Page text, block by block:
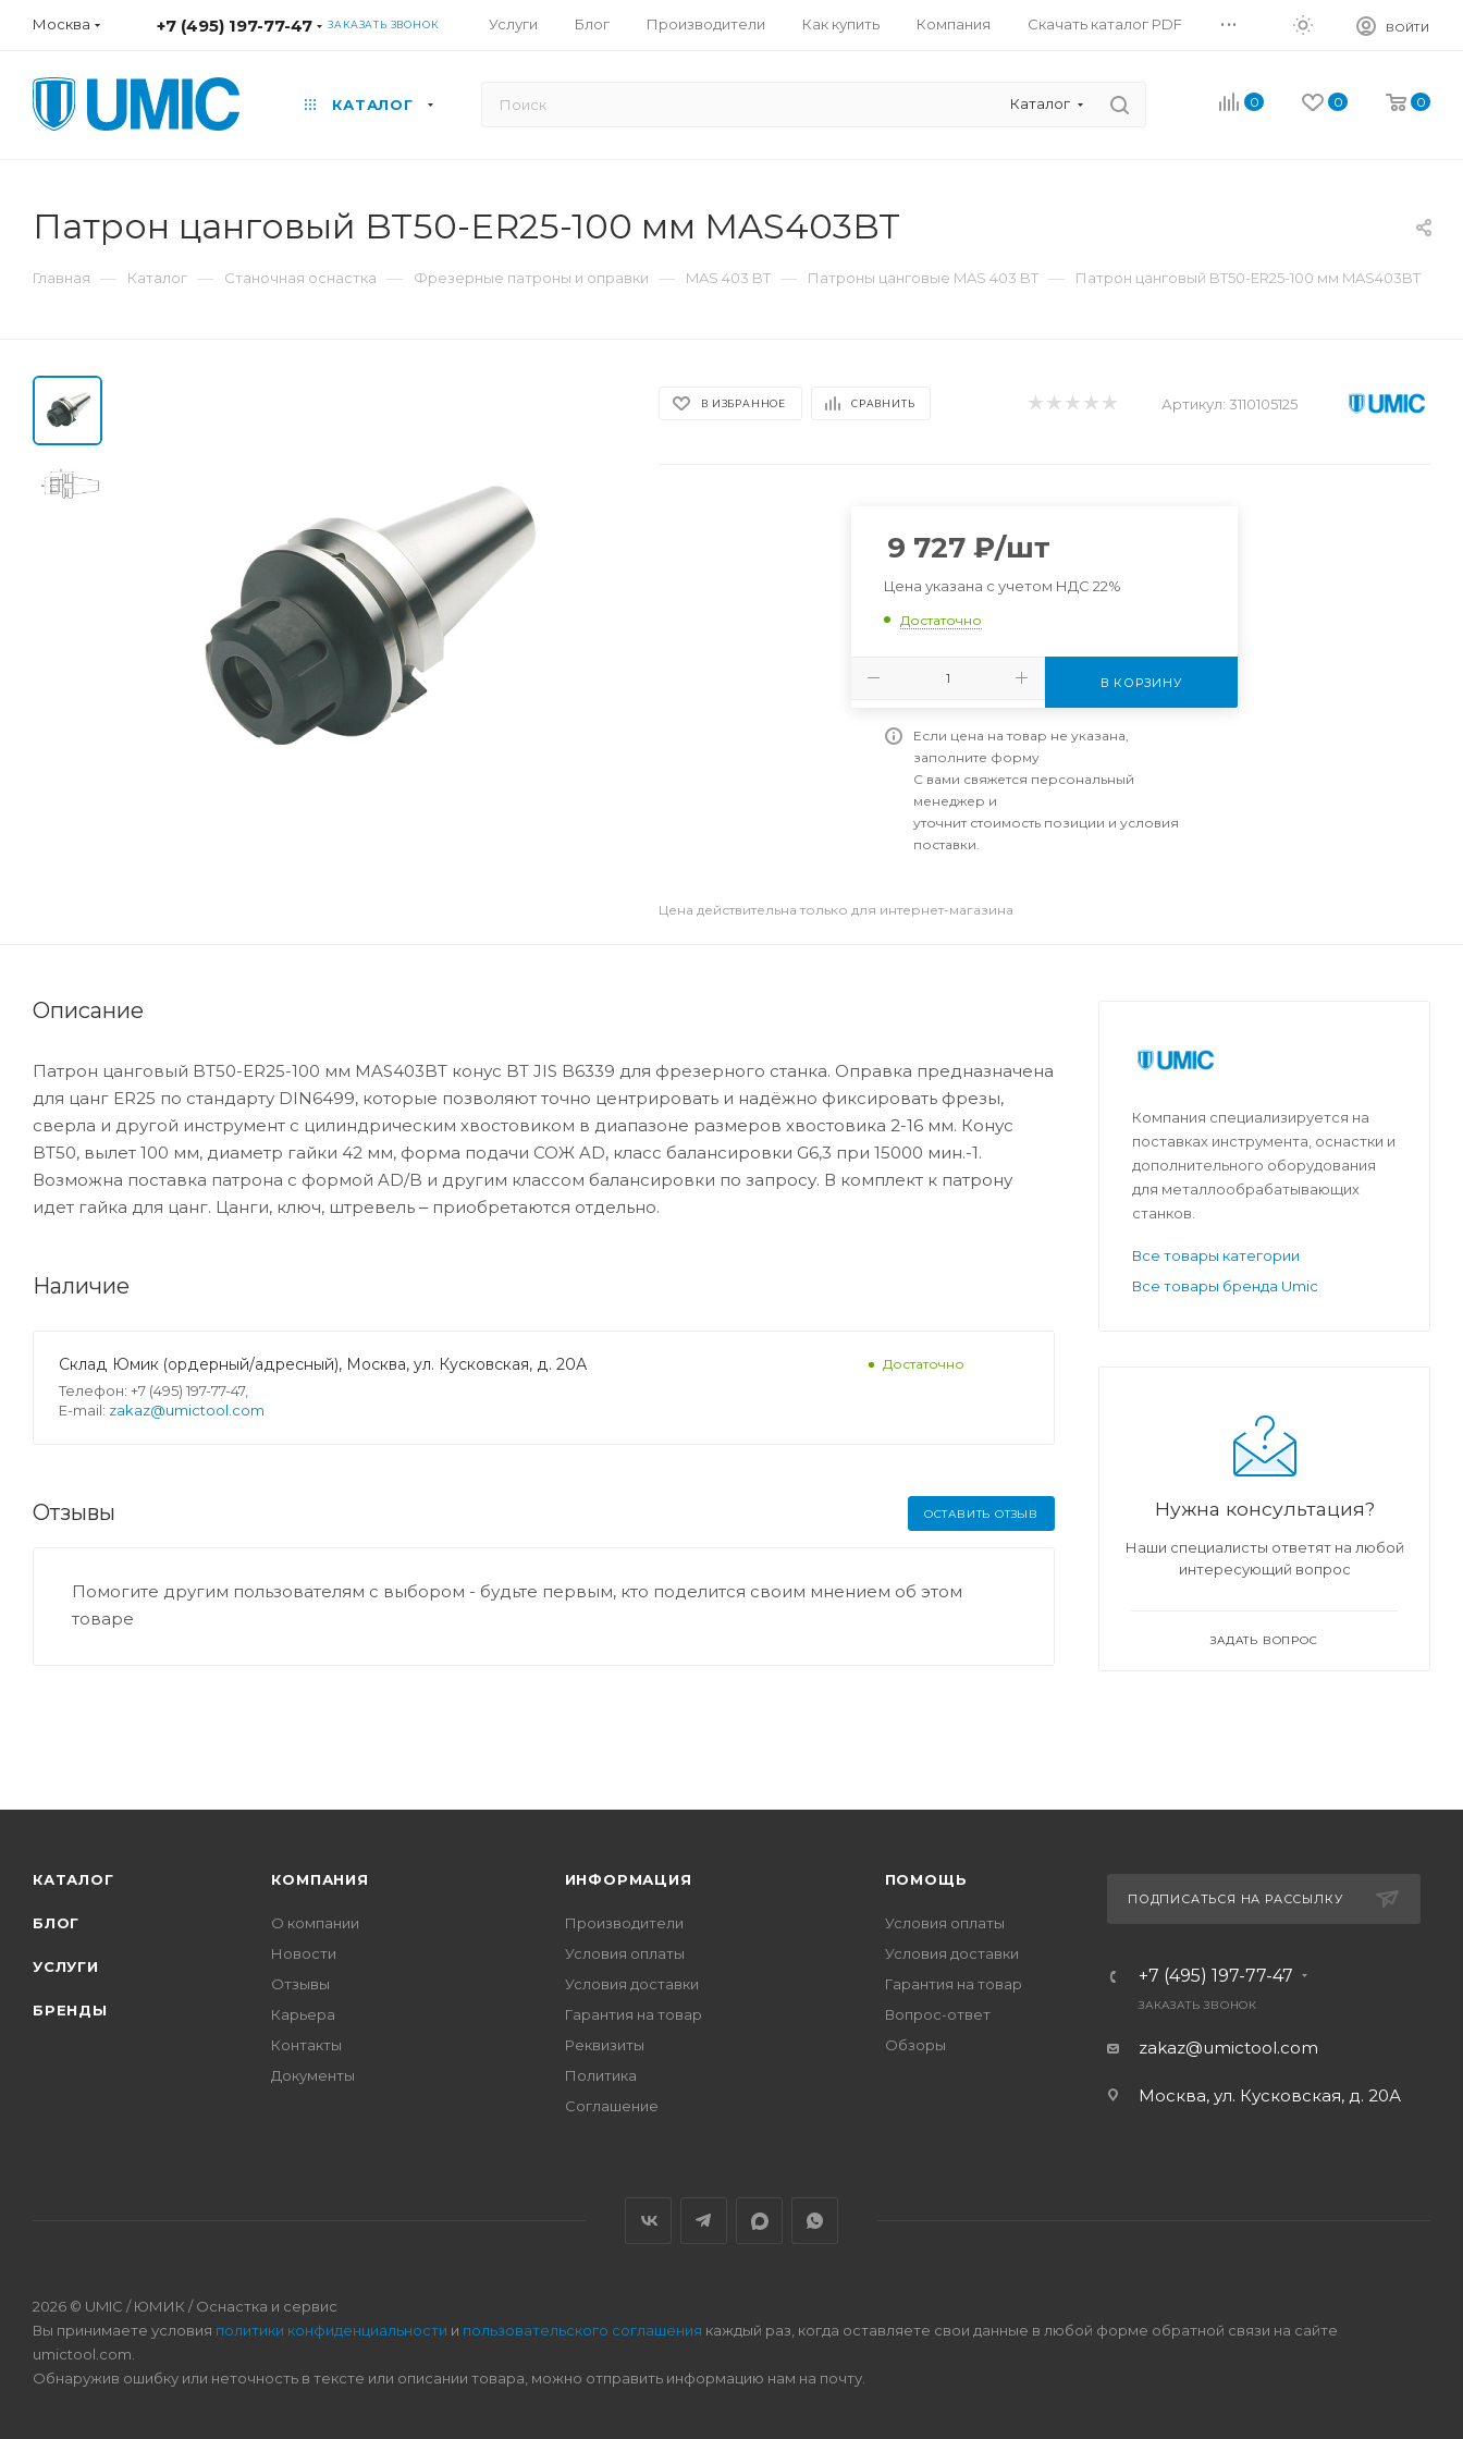
Москва +7 (495) 197-77-47 ЗАКАЗАТЬ ЗВОНОК Услуги Блог Производители Как купить Компания Скачать каталог PDF ... ВОЙТИ
КАТАЛОГ Каталог 0 0 0
Патрон цанговый BT50-ER25-100 мм MAS403BT
Главная — Каталог — Станочная оснастка — Фрезерные патроны и оправки — MAS 403 BT — Патроны цанговые MAS 403 BT — Патрон цанговый BT50-ER25-100 мм MAS403BT
В ИЗБРАННОЕ СРАВНИТЬ Артикул: 3110105125
9 727 ₽/шт
Цена указана с учетом НДС 22%
Достаточно
В КОРЗИНУ
Если цена на товар не указана,
заполните форму
С вами свяжется персональный
менеджер и
уточнит стоимость позиции и условия
поставки.
Цена действительна только для интернет-магазина
Описание
Патрон цанговый BT50-ER25-100 мм MAS403BT конус BT JIS B6339 для фрезерного станка. Оправка предназначена
для цанг ER25 по стандарту DIN6499, которые позволяют точно центрировать и надёжно фиксировать фрезы,
сверла и другой инструмент с цилиндрическим хвостовиком в диапазоне размеров хвостовика 2-16 мм. Конус
BT50, вылет 100 мм, диаметр гайки 42 мм, форма подачи СОЖ AD, класс балансировки G6,3 при 15000 мин.-1.
Возможна поставка патрона с формой AD/B и другим классом балансировки по запросу. В комплект к патрону
идет гайка для цанг. Цанги, ключ, штревель ‒ приобретаются отдельно.
Наличие
Склад Юмик (ордерный/адресный), Москва, ул. Кусковская, д. 20А
Телефон: +7 (495) 197-77-47,
E-mail: zakaz@umictool.com
Достаточно
Отзывы ОСТАВИТЬ ОТЗЫВ
Помогите другим пользователям с выбором - будьте первым, кто поделится своим мнением об этом
товаре
Компания специализируется на
поставках инструмента, оснастки и
дополнительного оборудования
для металлообрабатывающих
станков.
Все товары категории
Все товары бренда Umic
Нужна консультация?
Наши специалисты ответят на любой
интересующий вопрос
ЗАДАТЬ ВОПРОС
КАТАЛОГ
БЛОГ
УСЛУГИ
БРЕНДЫ
КОМПАНИЯ
О компании
Новости
Отзывы
Карьера
Контакты
Документы
ИНФОРМАЦИЯ
Производители
Условия оплаты
Условия доставки
Гарантия на товар
Реквизиты
Политика
Соглашение
ПОМОЩЬ
Условия оплаты
Условия доставки
Гарантия на товар
Вопрос-ответ
Обзоры
ПОДПИСАТЬСЯ НА РАССЫЛКУ
+7 (495) 197-77-47
ЗАКАЗАТЬ ЗВОНОК
zakaz@umictool.com
Москва, ул. Кусковская, д. 20А
2026 © UMIC / ЮМИК / Оснастка и сервис
Вы принимаете условия политики конфиденциальности и пользовательского соглашения каждый раз, когда оставляете свои данные в любой форме обратной связи на сайте
umictool.com.
Обнаружив ошибку или неточность в тексте или описании товара, можно отправить информацию нам на почту.